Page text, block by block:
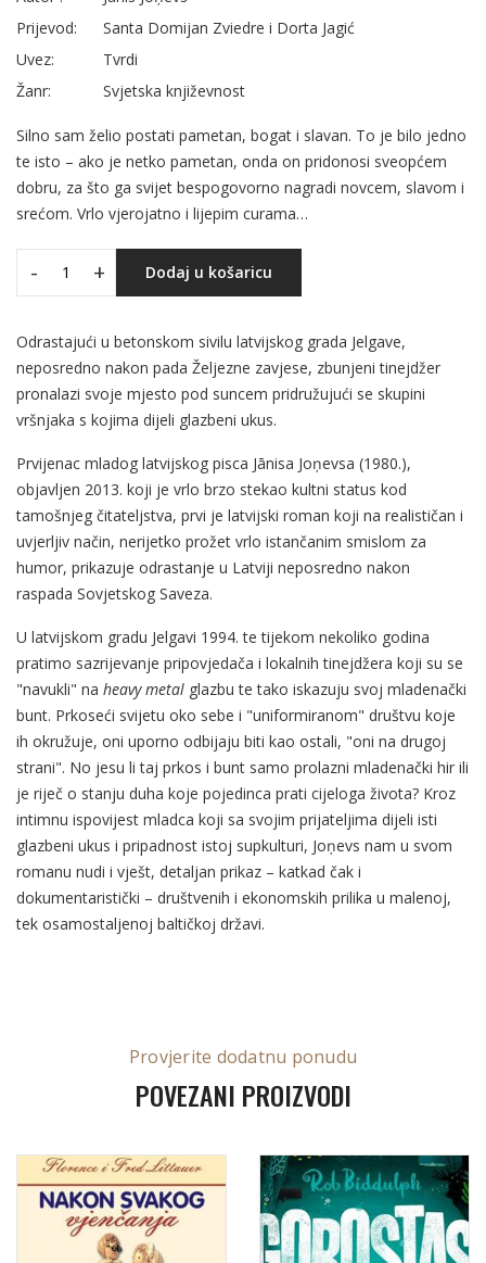
Prijevod:
Santa Domijan Zviedre i Dorta Jagić
Uvez:
Tvrdi
Žanr:
Svjetska književnost
Silno sam želio postati pametan, bogat i slavan. To je bilo jedno
te isto – ako je netko pametan, onda on pridonosi sveopćem
dobru, za što ga svijet bespogovorno nagradi novcem, slavom i
srećom. Vrlo vjerojatno i lijepim curama…
- + Dodaj u košaricu
Odrastajući u betonskom sivilu latvijskog grada Jelgave,
neposredno nakon pada Željezne zavjese, zbunjeni tinejdžer
pronalazi svoje mjesto pod suncem pridružujući se skupini
vršnjaka s kojima dijeli glazbeni ukus.
Prvijenac mladog latvijskog pisca Jānisa Joņevsa (1980.),
objavljen 2013. koji je vrlo brzo stekao kultni status kod
tamošnjeg čitateljstva, prvi je latvijski roman koji na realističan i
uvjerljiv način, nerijetko prožet vrlo istančanim smislom za
humor, prikazuje odrastanje u Latviji neposredno nakon
raspada Sovjetskog Saveza.
U latvijskom gradu Jelgavi 1994. te tijekom nekoliko godina
pratimo sazrijevanje pripovjedača i lokalnih tinejdžera koji su se
"navukli" na heavy metal glazbu te tako iskazuju svoj mladenački
bunt. Prkoseći svijetu oko sebe i "uniformiranom" društvu koje
ih okružuje, oni uporno odbijaju biti kao ostali, "oni na drugoj
strani". No jesu li taj prkos i bunt samo prolazni mladenački hir ili
je riječ o stanju duha koje pojedinca prati cijeloga života? Kroz
intimnu ispovijest mladca koji sa svojim prijateljima dijeli isti
glazbeni ukus i pripadnost istoj supkulturi, Joņevs nam u svom
romanu nudi i vješt, detaljan prikaz – katkad čak i
dokumentaristički – društvenih i ekonomskih prilika u malenoj,
tek osamostaljenoj baltičkoj državi.
Provjerite dodatnu ponudu
POVEZANI PROIZVODI